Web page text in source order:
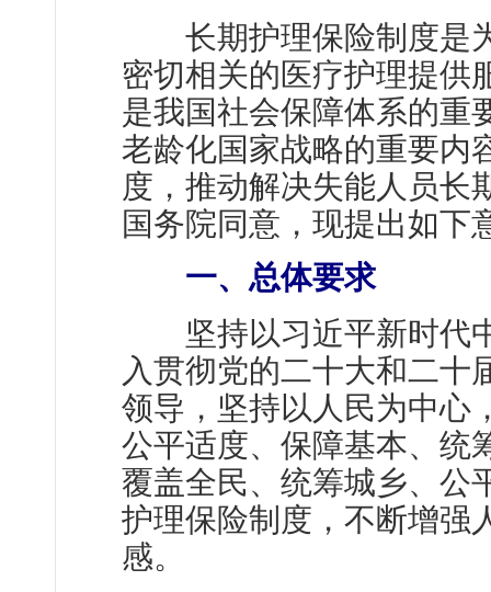
长期护理保险制度是为
密切相关的医疗护理提供
是我国社会保障体系的重
老龄化国家战略的重要内
度，推动解决失能人员长
国务院同意，现提出如下
一、总体要求
坚持以习近平新时代中
入贯彻党的二十大和二十
领导，坚持以人民为中心
公平适度、保障基本、统
覆盖全民、统筹城乡、公
护理保险制度，不断增强
感。